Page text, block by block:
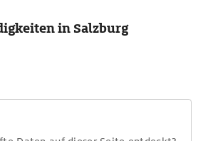
in Salzburg